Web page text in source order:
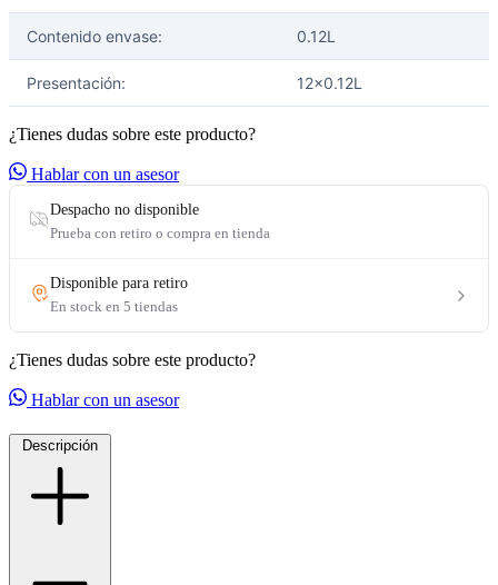
Contenido envase: 0.12L
Presentación: 12x0.12L
¿Tienes dudas sobre este producto?
Hablar con un asesor
¿Tienes dudas sobre este producto?
Hablar con un asesor
Descripción